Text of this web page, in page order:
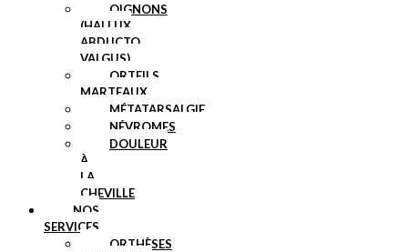
OIGNONS
(HALLUX
ABDUCTO
VALGUS)
ORTEILS
MARTEAUX
MÉTATARSALGIE
NÉVROMES
DOULEUR
À
LA
CHEVILLE
NOS
SERVICES
ORTHÈSES